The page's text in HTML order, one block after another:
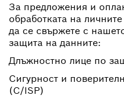
За предложения и
обработката на
да се свържете с
защита на данните:
Длъжностно лице по
Сигурност и
(C/ISP)